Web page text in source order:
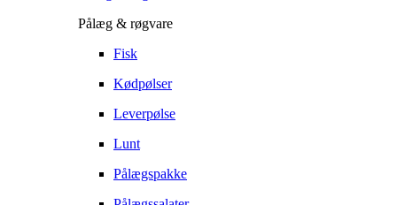
Pålæg & røgvare
Fisk
Kødpølser
Leverpølse
Lunt
Pålægspakke